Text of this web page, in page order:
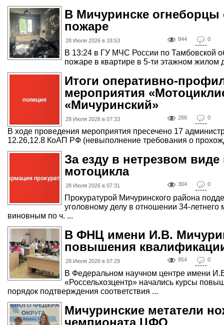
В Мичуринске огнеборцы
пожаре
28 Июля 2026 в 18:53 844 0
В 13:24 в ГУ МЧС России по Тамбовской
пожаре в квартире в 5-ти этажном жилом
Итоги оперативно-
мероприятия
«Мичуринский»
28 Июля 2026 в 07:33 288 0
В ходе проведения мероприятия пресечено 17
12.26,12.8 КоАП РФ (невыполнение требования о
За езду в нетрезвом
мотоцикла
28 Июля 2026 в 07:31 304 0
Прокуратурой Мичуринского района
уголовному делу в отношении 34-летнего
виновным по ч. ...
В ФНЦ имени И.В.
повышения
28 Июля 2026 в 07:29 954 0
В Федеральном научном центре имени
«Россельхозцентр» начались курсы
порядок подтверждения соответствия ...
Мичуринские метатели
чемпионата ЦФО